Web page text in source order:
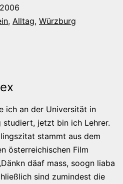
, Alltag, Würzburg
ich an der Universität in
studiert, jetzt bin ich Lehrer.
stammt aus dem
österreichischen Film
däaf mass, soogn liaba
sind zumindest die